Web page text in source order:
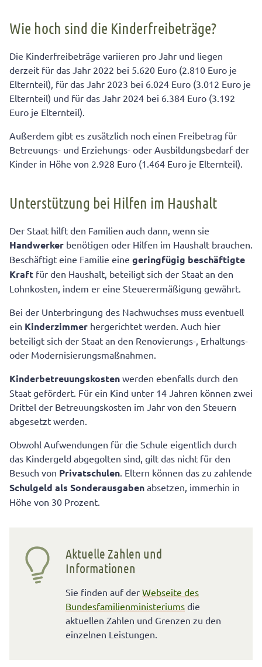
Wie hoch sind die Kinderfreibeträge?
Die Kinderfreibeträge variieren pro Jahr und liegen
derzeit für das Jahr 2022 bei 5.620 Euro (2.810 Euro je
Elternteil), für das Jahr 2023 bei 6.024 Euro (3.012 Euro je
Elternteil) und für das Jahr 2024 bei 6.384 Euro (3.192
Euro je Elternteil).
Außerdem gibt es zusätzlich noch einen Freibetrag für
Betreuungs- und Erziehungs- oder Ausbildungsbedarf der
Kinder in Höhe von 2.928 Euro (1.464 Euro je Elternteil).
Unterstützung bei Hilfen im Haushalt
Der Staat hilft den Familien auch dann, wenn sie
Handwerker benötigen oder Hilfen im Haushalt brauchen.
Beschäftigt eine Familie eine geringfügig beschäftigte
Kraft für den Haushalt, beteiligt sich der Staat an den
Lohnkosten, indem er eine Steuerermäßigung gewährt.
Bei der Unterbringung des Nachwuchses muss eventuell
ein Kinderzimmer hergerichtet werden. Auch hier
beteiligt sich der Staat an den Renovierungs-, Erhaltungs-
oder Modernisierungsmaßnahmen.
Kinderbetreuungskosten werden ebenfalls durch den
Staat gefördert. Für ein Kind unter 14 Jahren können zwei
Drittel der Betreuungskosten im Jahr von den Steuern
abgesetzt werden.
Obwohl Aufwendungen für die Schule eigentlich durch
das Kindergeld abgegolten sind, gilt das nicht für den
Besuch von Privatschulen. Eltern können das zu zahlende
Schulgeld als Sonderausgaben absetzen, immerhin in
Höhe von 30 Prozent.
Aktuelle Zahlen und
Informationen
Sie finden auf der Webseite des
Bundesfamilienministeriums die
aktuellen Zahlen und Grenzen zu den
einzelnen Leistungen.